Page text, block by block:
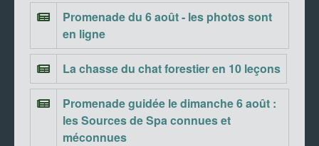
Promenade du 6 août - les photos sont
en ligne
La chasse du chat forestier en 10 leçons
Promenade guidée le dimanche 6 août :
les Sources de Spa connues et
méconnues